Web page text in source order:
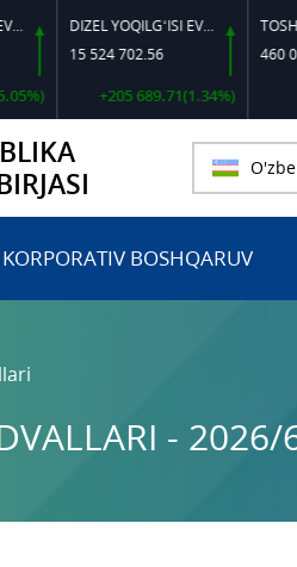
DIZEL YOQILG‘ISI EVRO-L II K-4 SSDF
15 524 702.56
+205 689.71(1.34%)
460 000.00
KORPORATIV BOSHQARUV
-